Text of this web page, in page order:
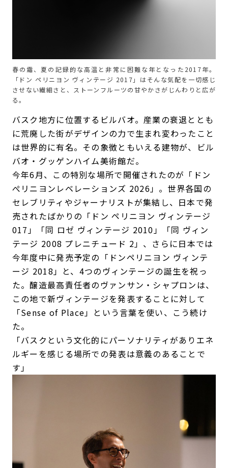
春の霜、夏の記録的な高温と非常に困難な年となった2017年。
「ドン ペリニヨン ヴィンテージ 2017」はそんな気配を一切感じ
させない繊細さと、ストーンフルーツの甘やかさがじんわりと広が
る。
バスク地方に位置するビルバオ。産業の衰退ととも
に荒廃した街がデザインの力で生まれ変わったこと
は世界的に有名。その象徴ともいえる建物が、ビル
バオ・グッゲンハイム美術館だ。
今年6月、この特別な場所で開催されたのが「ドン
ぺリニヨンレベレーションズ 2026」。世界各国の
セレブリティやジャーナリストが集結し、日本で発
売されたばかりの「ドン ペリニヨン ヴィンテージ
017」「同 ロゼ ヴィンテージ 2010」「同 ヴィン
テージ 2008 プレニチュード 2」、さらに日本では
今年度中に発売予定の「ドンペリニヨン ヴィンテ
ージ 2018」と、4つのヴィンテージの誕生を祝っ
た。醸造最高責任者のヴァンサン・シャプロンは、
この地で新ヴィンテージを発表することに対して
「Sense of Place」という言葉を使い、こう続け
た。
「バスクという文化的にパーソナリティがありエネ
ルギーを感じる場所での発表は意義のあることで
す」